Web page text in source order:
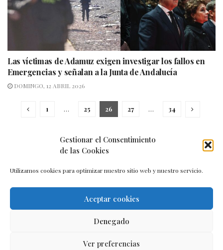
Gestionar el Consentimiento
de las Cookies
Utilizamos cookies para optimizar nuestro sitio web y nuestro servicio.
Aceptar cookies
Denegado
Ver preferencias
Las víctimas de Adamuz exigen investigar los fallos en
Emergencias y señalan a la Junta de Andalucía
DOMINGO, 12 ABRIL 2026
1 … 25 26 27 … 34
Política de cookies